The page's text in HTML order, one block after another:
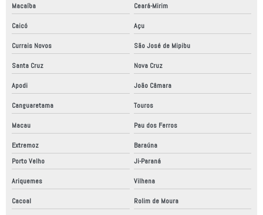
Macaíba Ceará-Mirim
Caicó Açu
Currais Novos São José de Mipibu
Santa Cruz Nova Cruz
Apodi João Câmara
Canguaretama Touros
Macau Pau dos Ferros
Extremoz
Baraúna
Porto Velho
Ji-Paraná
Ariquemes Vilhena
Cacoal Rolim de Moura